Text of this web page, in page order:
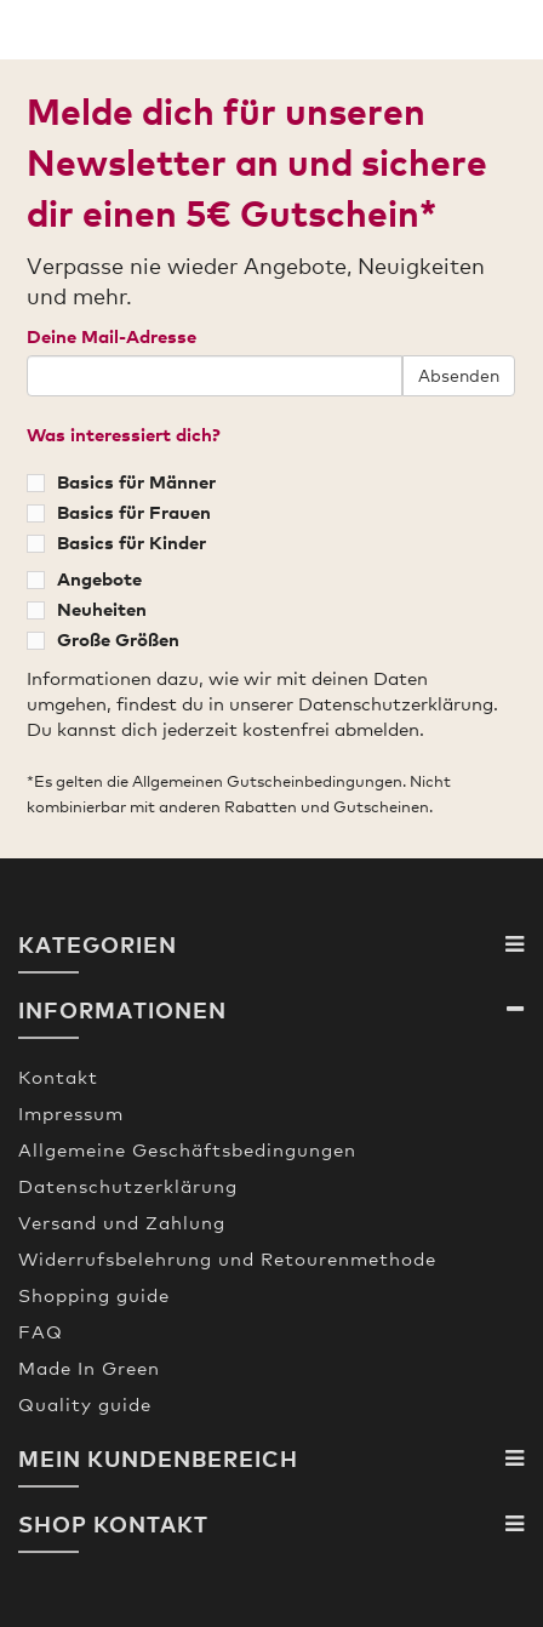
Melde dich für unseren
Newsletter an und sichere
dir einen 5€ Gutschein*
Verpasse nie wieder Angebote, Neuigkeiten
und mehr.
Deine Mail-Adresse
Absenden
Was interessiert dich?
Basics für Männer
Basics für Frauen
Basics für Kinder
Angebote
Neuheiten
Große Größen
Informationen dazu, wie wir mit deinen Daten
umgehen, findest du in unserer Datenschutzerklärung.
Du kannst dich jederzeit kostenfrei abmelden.
*Es gelten die Allgemeinen Gutscheinbedingungen. Nicht
kombinierbar mit anderen Rabatten und Gutscheinen.
KATEGORIEN
INFORMATIONEN
Kontakt
Impressum
Allgemeine Geschäftsbedingungen
Datenschutzerklärung
Versand und Zahlung
Widerrufsbelehrung und Retourenmethode
Shopping guide
FAQ
Made In Green
Quality guide
MEIN KUNDENBEREICH
SHOP KONTAKT